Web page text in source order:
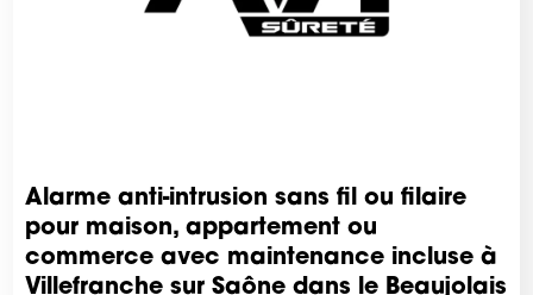
Alarme anti-intrusion sans fil ou filaire
pour maison, appartement ou
commerce avec maintenance incluse à
Villefranche sur Saône dans le Beaujolais